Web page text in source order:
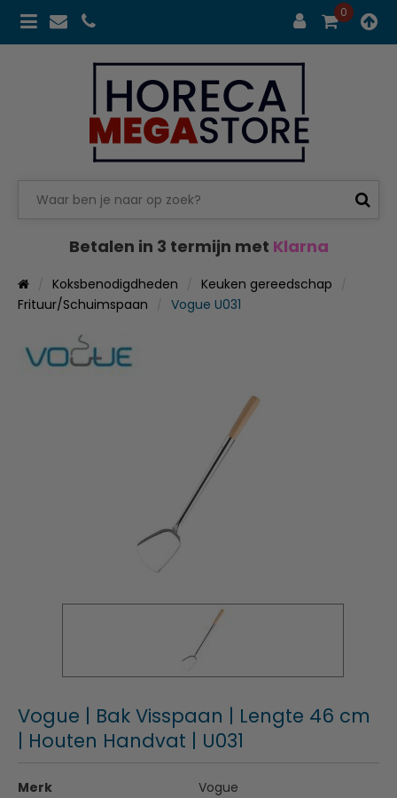
0
Betalen in 3 termijn met Klarna
Koksbenodigdheden
Keuken gereedschap
Frituur/Schuimspaan
Vogue U031
Vogue | Bak Visspaan | Lengte 46 cm
| Houten Handvat | U031
Merk
Vogue